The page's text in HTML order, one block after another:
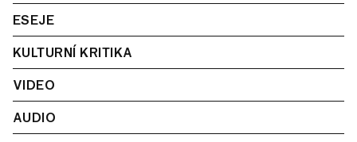
ESEJE
KULTURNÍ KRITIKA
VIDEO
AUDIO